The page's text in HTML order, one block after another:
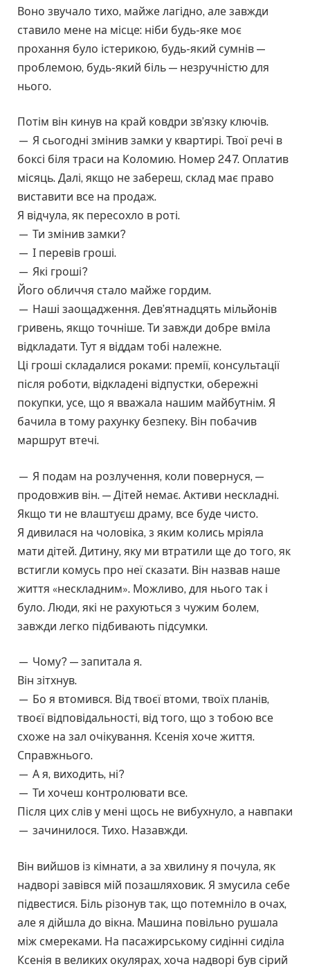
Воно звучало тихо, майже лагідно, але завжди
ставило мене на місце: ніби будь-яке моє
прохання було істерикою, будь-який сумнів —
проблемою, будь-який біль — незручністю для
нього.
Потім він кинув на край ковдри зв’язку ключів.
— Я сьогодні змінив замки у квартирі. Твої речі в
боксі біля траси на Коломию. Номер 247. Оплатив
місяць. Далі, якщо не забереш, склад має право
виставити все на продаж.
Я відчула, як пересохло в роті.
— Ти змінив замки?
— І перевів гроші.
— Які гроші?
Його обличчя стало майже гордим.
— Наші заощадження. Дев’ятнадцять мільйонів
гривень, якщо точніше. Ти завжди добре вміла
відкладати. Тут я віддам тобі належне.
Ці гроші складалися роками: премії, консультації
після роботи, відкладені відпустки, обережні
покупки, усе, що я вважала нашим майбутнім. Я
бачила в тому рахунку безпеку. Він побачив
маршрут втечі.
— Я подам на розлучення, коли повернуся, —
продовжив він. — Дітей немає. Активи нескладні.
Якщо ти не влаштуєш драму, все буде чисто.
Я дивилася на чоловіка, з яким колись мріяла
мати дітей. Дитину, яку ми втратили ще до того, як
встигли комусь про неї сказати. Він назвав наше
життя «нескладним». Можливо, для нього так і
було. Люди, які не рахуються з чужим болем,
завжди легко підбивають підсумки.
— Чому? — запитала я.
Він зітхнув.
— Бо я втомився. Від твоєї втоми, твоїх планів,
твоєї відповідальності, від того, що з тобою все
схоже на зал очікування. Ксенія хоче життя.
Справжнього.
— А я, виходить, ні?
— Ти хочеш контролювати все.
Після цих слів у мені щось не вибухнуло, а навпаки
— зачинилося. Тихо. Назавжди.
Він вийшов із кімнати, а за хвилину я почула, як
надворі завівся мій позашляховик. Я змусила себе
підвестися. Біль різонув так, що потемніло в очах,
але я дійшла до вікна. Машина повільно рушала
між смереками. На пасажирському сидінні сиділа
Ксенія в великих окулярах, хоча надворі був сірий